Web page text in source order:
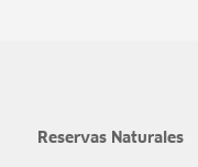
Reservas Naturales